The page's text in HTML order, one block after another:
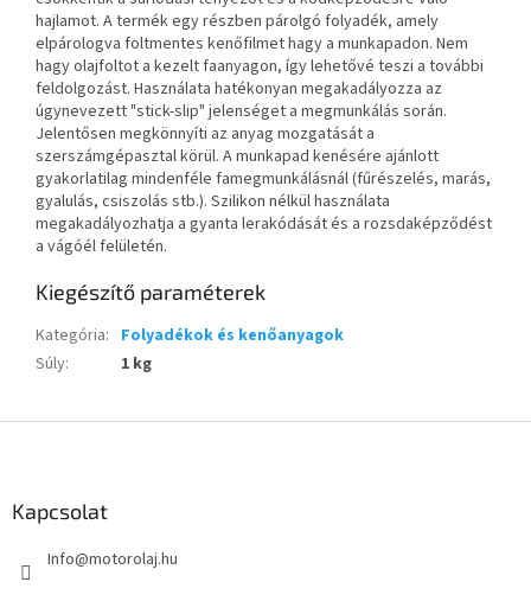
hajlamot. A termék egy részben párolgó folyadék, amely
elpárologva foltmentes kenőfilmet hagy a munkapadon. Nem
hagy olajfoltot a kezelt faanyagon, így lehetővé teszi a további
feldolgozást. Használata hatékonyan megakadályozza az
úgynevezett "stick-slip" jelenséget a megmunkálás során.
Jelentősen megkönnyíti az anyag mozgatását a
szerszámgépasztal körül. A munkapad kenésére ajánlott
gyakorlatilag mindenféle famegmunkálásnál (fűrészelés, marás,
gyalulás, csiszolás stb.). Szilikon nélkül használata
megakadályozhatja a gyanta lerakódását és a rozsdaképződést
a vágóél felületén.
Kiegészítő paraméterek
Kategória: Folyadékok és kenőanyagok
Súly: 1 kg
Kapcsolat
Info@motorolaj.hu